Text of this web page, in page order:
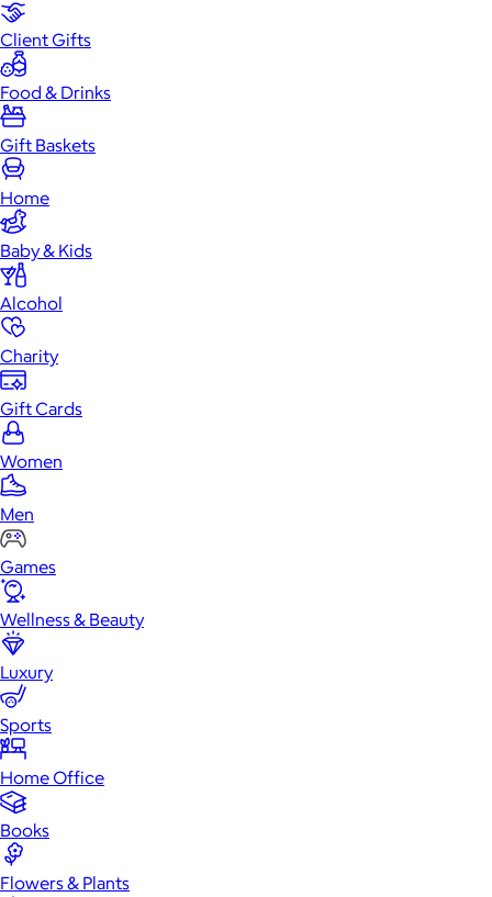
Client Gifts
Food & Drinks
Gift Baskets
Home
Baby & Kids
Alcohol
Charity
Gift Cards
Women
Men
Games
Wellness & Beauty
Luxury
Sports
Home Office
Books
Flowers & Plants